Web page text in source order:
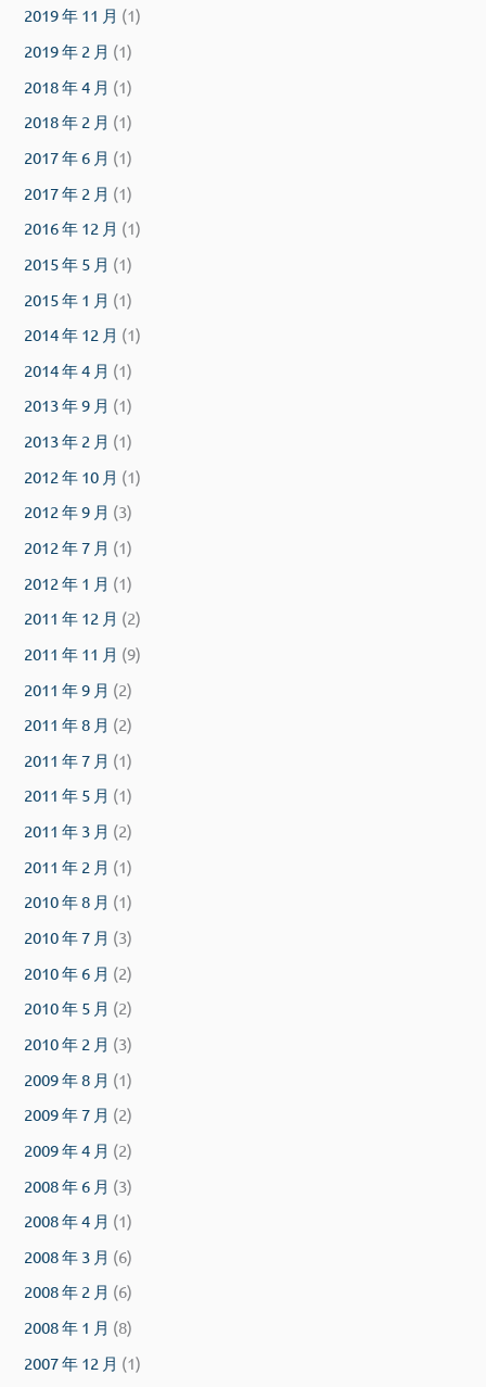
2019 年 11 月 (1)
2019 年 2 月 (1)
2018 年 4 月 (1)
2018 年 2 月 (1)
2017 年 6 月 (1)
2017 年 2 月 (1)
2016 年 12 月 (1)
2015 年 5 月 (1)
2015 年 1 月 (1)
2014 年 12 月 (1)
2014 年 4 月 (1)
2013 年 9 月 (1)
2013 年 2 月 (1)
2012 年 10 月 (1)
2012 年 9 月 (3)
2012 年 7 月 (1)
2012 年 1 月 (1)
2011 年 12 月 (2)
2011 年 11 月 (9)
2011 年 9 月 (2)
2011 年 8 月 (2)
2011 年 7 月 (1)
2011 年 5 月 (1)
2011 年 3 月 (2)
2011 年 2 月 (1)
2010 年 8 月 (1)
2010 年 7 月 (3)
2010 年 6 月 (2)
2010 年 5 月 (2)
2010 年 2 月 (3)
2009 年 8 月 (1)
2009 年 7 月 (2)
2009 年 4 月 (2)
2008 年 6 月 (3)
2008 年 4 月 (1)
2008 年 3 月 (6)
2008 年 2 月 (6)
2008 年 1 月 (8)
2007 年 12 月 (1)